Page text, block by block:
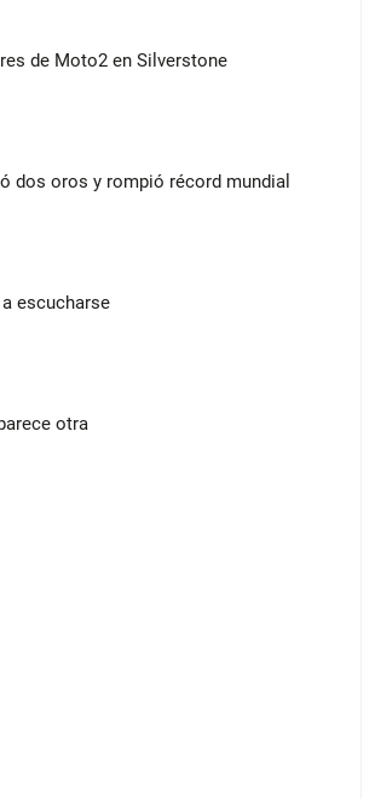
de Moto2 en Silverstone
dos oros y rompió récord mundial
escucharse
otra